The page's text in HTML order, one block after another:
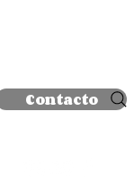
Contacto